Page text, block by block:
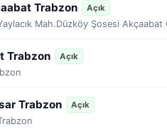
Trabzon Açık
Mah.Düzköy Şosesi
Trabzon Açık
Trabzon Açık